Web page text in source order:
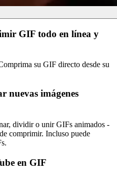
GIF todo en línea y
su GIF directo desde su
nuevas imágenes
dividir o unir GIFs animados -
comprimir. Incluso puede
en GIF